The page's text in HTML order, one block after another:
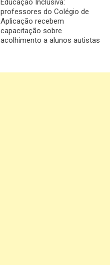
Educação Inclusiva:
professores do Colégio de
Aplicação recebem
capacitação sobre
acolhimento a alunos autistas